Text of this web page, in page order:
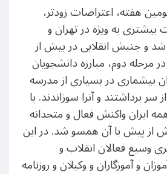
هفته، اعتراضات زودتر،
به ویژه در تهران و
و جنبش انقلابی در بیش از
مرحله دوم، مبارزه دانشجویان
بیشماری در بسیاری از مدرسه
برداشتند و آنرا سوزاندند. با
ایران واکنش فعال و متحدانه
از پیش با آن همسو شد. در این
وسیع فعالان انقلاب و
و آموزگاران و وکیلان و روزنامه